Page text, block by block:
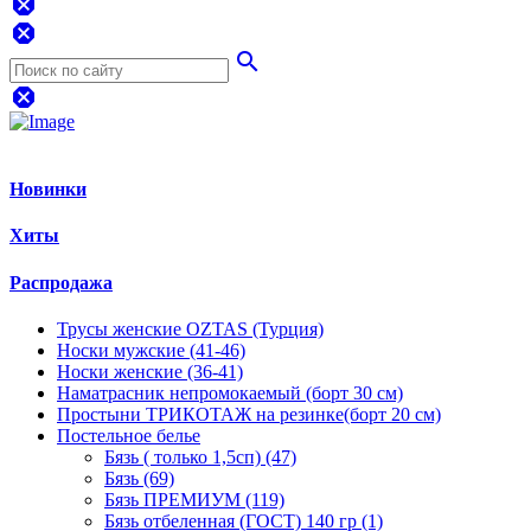
dangerous
search
dangerous
Новинки
Хиты
Распродажа
Трусы женские OZTAS (Турция)
Носки мужские (41-46)
Носки женские (36-41)
Наматрасник непромокаемый (борт 30 см)
Простыни ТРИКОТАЖ на резинке(борт 20 см)
Постельное белье
Бязь ( только 1,5сп) (47)
Бязь (69)
Бязь ПРЕМИУМ (119)
Бязь отбеленная (ГОСТ) 140 гр (1)